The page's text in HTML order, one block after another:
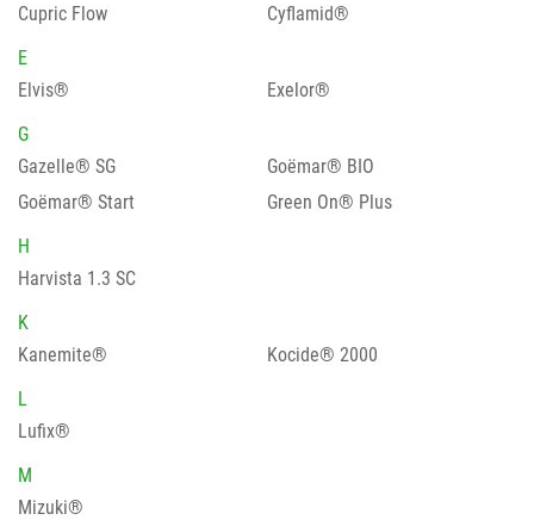
Cupric Flow
Cyflamid®
E
Elvis®
Exelor®
G
Gazelle® SG
Goëmar® BIO
Goëmar® Start
Green On® Plus
H
Harvista 1.3 SC
K
Kanemite®
Kocide® 2000
L
Lufix®
M
Mizuki®